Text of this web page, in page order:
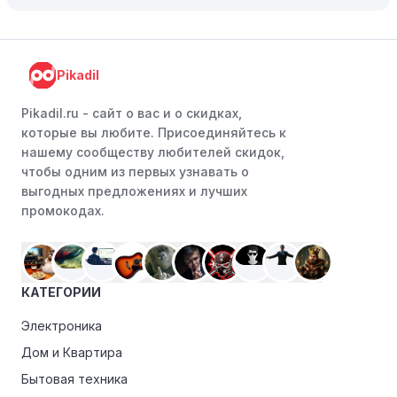
Программы лояльности:
магазинами, чтобы пользоваться такими
преимуществами, как скидки только для участников,
ранний доступ к распродажам или эксклюзивным
акциям.
Особые скидки:
эксклюзивные скидки для студентов, ветеранов или
пенсионеров.
Pikadil
Pikadil.ru - cайт о вас и о скидках,
которые вы любите. Присоединяйтесь к
нашему сообществу любителей скидок,
чтобы одним из первых узнавать о
выгодных предложениях и лучших
промокодах.
КАТЕГОРИИ
Электроника
Дом и Квартира
Бытовая техника